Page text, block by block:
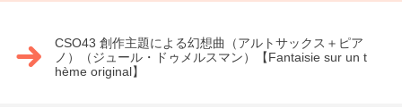
CSO43 創作主題による幻想曲（アルトサックス＋ピア
ノ）（ジュール・ドゥメルスマン）【Fantaisie sur un t
hème original】